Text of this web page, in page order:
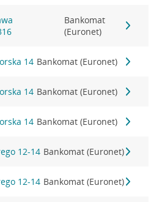
Bankomat
(Euronet)
14 Bankomat (Euronet)
14 Bankomat (Euronet)
14 Bankomat (Euronet)
12-14 Bankomat (Euronet)
12-14 Bankomat (Euronet)